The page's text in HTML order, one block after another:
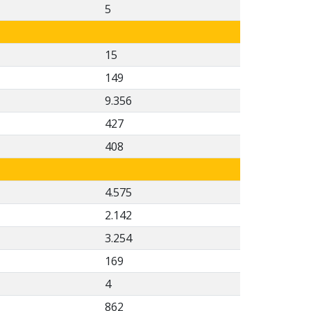
5
15
149
9.356
427
408
4.575
2.142
3.254
169
4
862